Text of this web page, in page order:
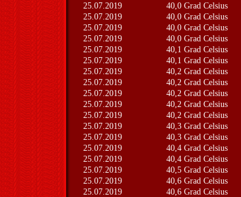
25.07.2019
40,0 Grad Celsius
25.07.2019
40,0 Grad Celsius
25.07.2019
40,0 Grad Celsius
25.07.2019
40,0 Grad Celsius
25.07.2019
40,1 Grad Celsius
25.07.2019
40,1 Grad Celsius
25.07.2019
40,2 Grad Celsius
25.07.2019
40,2 Grad Celsius
25.07.2019
40,2 Grad Celsius
25.07.2019
40,2 Grad Celsius
25.07.2019
40,2 Grad Celsius
25.07.2019
40,3 Grad Celsius
25.07.2019
40,3 Grad Celsius
25.07.2019
40,4 Grad Celsius
25.07.2019
40,4 Grad Celsius
25.07.2019
40,5 Grad Celsius
25.07.2019
40,6 Grad Celsius
25.07.2019
40,6 Grad Celsius